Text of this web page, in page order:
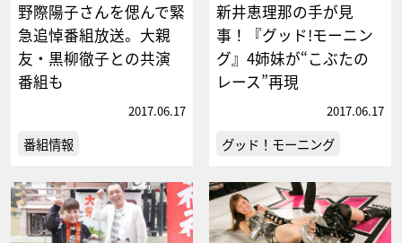
野際陽子さんを偲んで緊
急追悼番組放送。大親
友・黒柳徹子との共演
番組も
2017.06.17
番組情報
新井恵理那の手が見
事！『グッド!モーニン
グ』4姉妹が“こぶたの
レース”再現
2017.06.17
グッド！モーニング